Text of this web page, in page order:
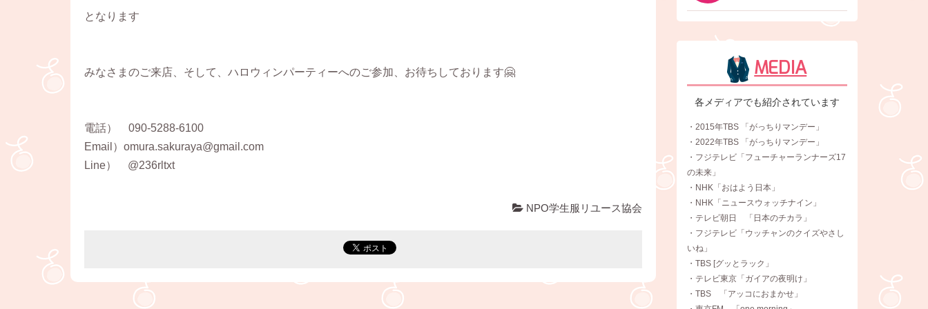
となります
みなさまのご来店、そして、ハロウィンパーティーへのご参加、お待ちしております🤗
電話） 090-5288-6100
Email）omura.sakuraya@gmail.com
Line） @236rltxt
NPO学生服リユース協会
MEDIA
各メディアでも紹介されています
・2015年TBS 「がっちりマンデー」
・2022年TBS 「がっちりマンデー」
・フジテレビ「フューチャーランナーズ17
の未来」
・NHK「おはよう日本」
・NHK「ニュースウォッチナイン」
・テレビ朝日 「日本のチカラ」
・フジテレビ「ウッチャンのクイズやさし
いね」
・TBS [グッとラック」
・テレビ東京「ガイアの夜明け」
・TBS 「アッコにおまかせ」